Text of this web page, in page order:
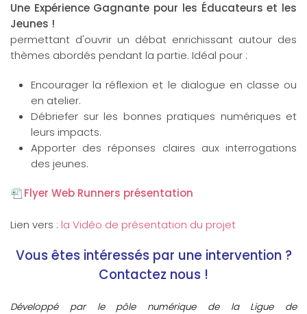
Une Expérience Gagnante pour les Éducateurs et les
Jeunes !
permettant d'ouvrir un débat enrichissant autour des
thèmes abordés pendant la partie. Idéal pour :
Encourager la réflexion et le dialogue en classe ou
en atelier.
Débriefer sur les bonnes pratiques numériques et
leurs impacts.
Apporter des réponses claires aux interrogations
des jeunes.
Flyer Web Runners présentation
Lien vers : la Vidéo de présentation du projet
Vous êtes intéressés par une intervention ?
Contactez nous !
Développé par le pôle numérique de la Ligue de